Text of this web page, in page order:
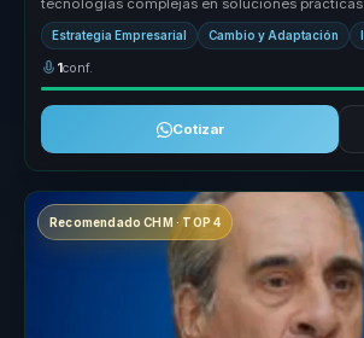
organizaciones pueden impl...
Estrategia Empresarial Cambio y Adaptación
1conf.
Cotizar
Recomendado CHM · TOP 4